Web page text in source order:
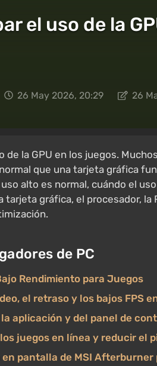
el uso de la
26 May 2026, 20:29 26
de la GPU en los juegos.
que una tarjeta gráfica
alto es normal, cuándo el
gráfica, el procesador, la
de PC
Rendimiento para Juegos
el retraso y los bajos FPS
aplicación y del panel de
juegos en línea y reducir el
pantalla de MSI Afterburner